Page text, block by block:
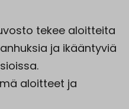
tekee aloitteita
ja ikääntyviä
aloitteet ja